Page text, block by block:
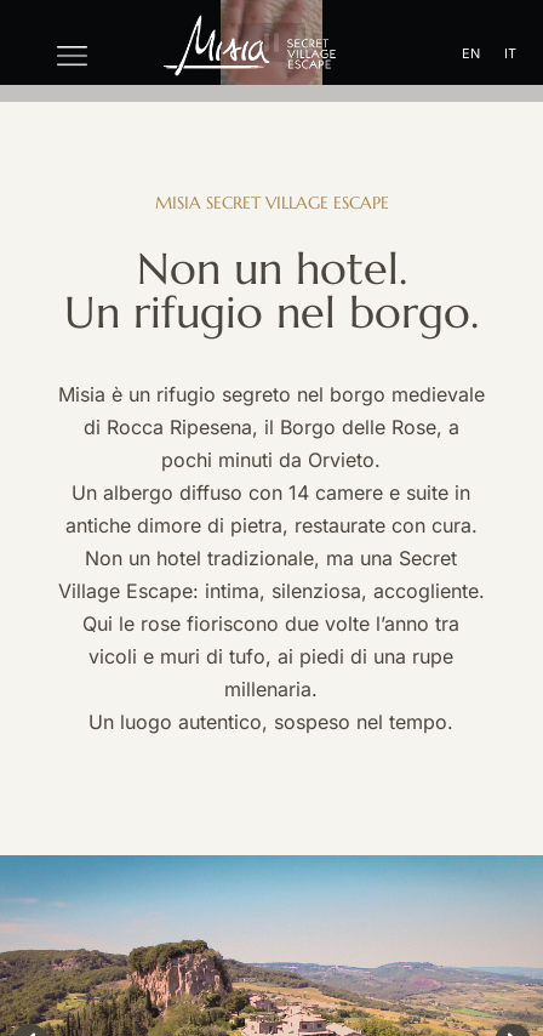
EN IT
MISIA SECRET VILLAGE ESCAPE
Non un hotel.
Un rifugio nel borgo.
Misia è un rifugio segreto nel borgo medievale
di Rocca Ripesena, il Borgo delle Rose, a
pochi minuti da Orvieto.
Un albergo diffuso con 14 camere e suite in
antiche dimore di pietra, restaurate con cura.
Non un hotel tradizionale, ma una Secret
Village Escape: intima, silenziosa, accogliente.
Qui le rose fioriscono due volte l’anno tra
vicoli e muri di tufo, ai piedi di una rupe
millenaria.
Un luogo autentico, sospeso nel tempo.